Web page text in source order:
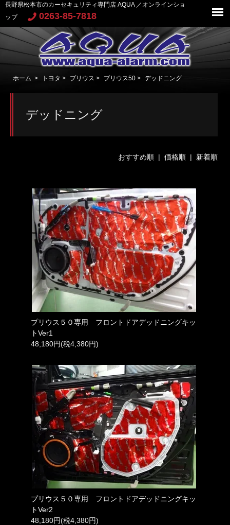
長野県松本市のカーセキュリティ専門店 AQUA ／オンラインショ
ップ
0263-85-7818
ホーム > トヨタ > プリウス > プリウス50 > デッドニング
デッドニング
おすすめ順 | 価格順| 新着順
プリウス５０専用 フロントドアデッドニングキッ
トVer1
48,180円(税4,380円)
プリウス５０専用 フロントドアデッドニングキッ
トVer2
48,180円(税4,380円)